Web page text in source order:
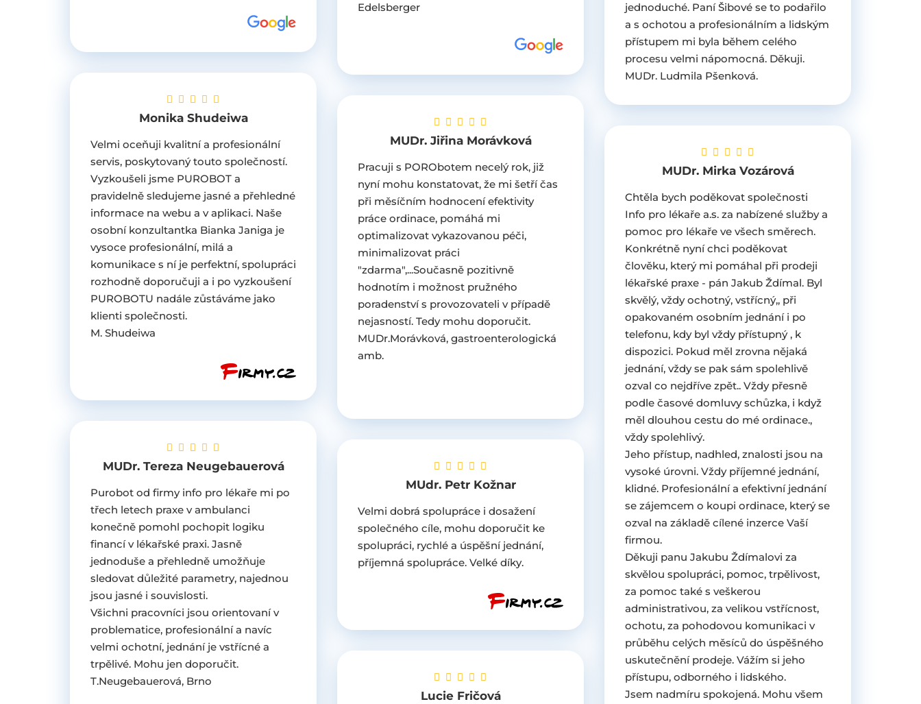
jednoduché. Paní Šibové se to podařilo
a s ochotou a profesionálním a lidským
přístupem mi byla během celého
procesu velmi nápomocná. Děkuji.
MUDr. Ludmila Pšenková.
Edelsberger
Monika Shudeiwa
Velmi oceňuji kvalitní a profesionální
servis, poskytovaný touto společností.
Vyzkoušeli jsme PUROBOT a
pravidelně sledujeme jasné a přehledné
informace na webu a v aplikaci. Naše
osobní konzultantka Bianka Janiga je
vysoce profesionální, milá a
komunikace s ní je perfektní, spolupráci
rozhodně doporučuji a i po vyzkoušení
PUROBOTU nadále zůstáváme jako
klienti společnosti.
M. Shudeiwa
MUDr. Jiřina Morávková
Pracuji s PORObotem necelý rok, již
nyní mohu konstatovat, že mi šetří čas
při měsíčním hodnocení efektivity
práce ordinace, pomáhá mi
optimalizovat vykazovanou péči,
minimalizovat práci
"zdarma",...Současně pozitivně
hodnotím i možnost pružného
poradenství s provozovateli v případě
nejasností. Tedy mohu doporučit.
MUDr.Morávková, gastroenterologická
amb.
MUDr. Mirka Vozárová
Chtěla bych poděkovat společnosti
Info pro lékaře a.s. za nabízené služby a
pomoc pro lékaře ve všech směrech.
Konkrétně nyní chci poděkovat
člověku, který mi pomáhal při prodeji
lékařské praxe - pán Jakub Ždímal. Byl
skvělý, vždy ochotný, vstřícný,, při
opakovaném osobním jednání i po
telefonu, kdy byl vždy přístupný , k
dispozici. Pokud měl zrovna nějaká
jednání, vždy se pak sám spolehlivě
ozval co nejdříve zpět.. Vždy přesně
podle časové domluvy schůzka, i když
měl dlouhou cestu do mé ordinace.,
vždy spolehlivý.
Jeho přístup, nadhled, znalosti jsou na
vysoké úrovni. Vždy příjemné jednání,
klidné. Profesionální a efektivní jednání
se zájemcem o koupi ordinace, který se
ozval na základě cílené inzerce Vaší
firmou.
Děkuji panu Jakubu Ždímalovi za
skvělou spolupráci, pomoc, trpělivost,
za pomoc také s veškerou
administrativou, za velikou vstřícnost,
ochotu, za pohodovou komunikaci v
průběhu celých měsíců do úspěšného
uskutečnění prodeje. Vážím si jeho
přístupu, odborného i lidského.
Jsem nadmíru spokojená. Mohu všem
MUDr. Tereza Neugebauerová
Purobot od firmy info pro lékaře mi po
třech letech praxe v ambulanci
konečně pomohl pochopit logiku
financí v lékařské praxi. Jasně
jednoduše a přehledně umožňuje
sledovat důležité parametry, najednou
jsou jasné i souvislosti.
Všichni pracovníci jsou orientovaní v
problematice, profesionální a navíc
velmi ochotní, jednání je vstřícné a
trpělivé. Mohu jen doporučit.
T.Neugebauerová, Brno
MUdr. Petr Kožnar
Velmi dobrá spolupráce i dosažení
společného cíle, mohu doporučit ke
spolupráci, rychlé a úspěšní jednání,
příjemná spolupráce. Velké díky.
Lucie Fričová